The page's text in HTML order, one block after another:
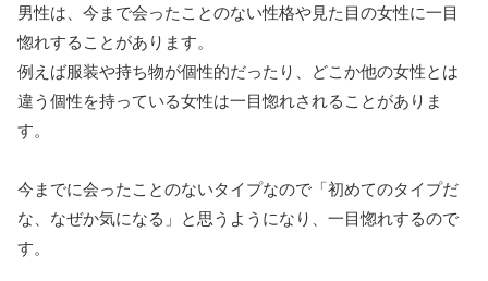
男性は、今まで会ったことのない性格や見た目の女性に一目
惚れすることがあります。
例えば服装や持ち物が個性的だったり、どこか他の女性とは
違う個性を持っている女性は一目惚れされることがありま
す。
今までに会ったことのないタイプなので「初めてのタイプだ
な、なぜか気になる」と思うようになり、一目惚れするので
す。